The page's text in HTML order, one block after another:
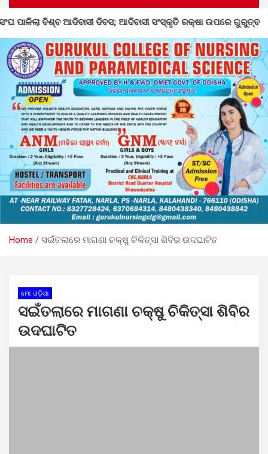
ସଂସ୍କୃତି ରକ୍ଷା ଉପରେ ଗୁରୁତ୍ବ ବିକାଶ ଉଚ୍ଚ
Home ସଇଁତଲାରେ ମାଗଣା ଚକ୍ଷୁ ଚିକିତ୍ସା ଶିବିର ଉଦଘାଟିତ
ମୋ ଓଡ଼ିଶା
ସଇଁତଲାରେ ମାଗଣା ଚକ୍ଷୁ ଚିକିତ୍ସା ଶିବିର
ଉଦଘାଟିତ